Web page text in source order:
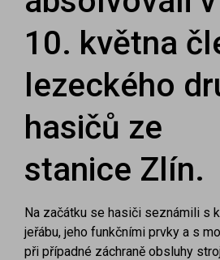
10. května
lezeckého
hasičů ze
stanice Zlín.
Na začátku se hasiči seznámili s
jeřábu, jeho funkčními prvky a s
při případné záchraně obsluhy